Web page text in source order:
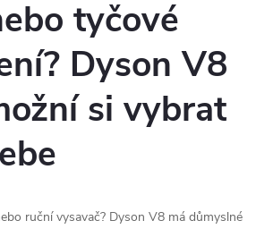
tyčové
Dyson V8
si vybrat
ruční vysavač? Dyson V8 má důmyslné